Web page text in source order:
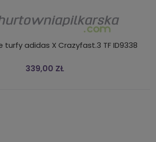
turfy adidas X Crazyfast.3 TF ID9338
339,00 ZŁ